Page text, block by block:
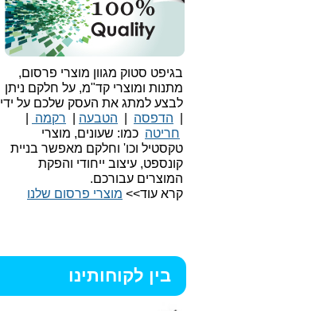
בגיפט סטוק מגוון מוצרי פרסום,
מתנות ומוצרי קד"מ, על חלקם ניתן
לבצע למתג את העסק שלכם על ידי
הדפסה הטבעה רקמה
חריטה כמו: שעונים, מוצרי
טקסטיל וכו' וחלקם מאפשר בניית
קונספט, עיצוב ייחודי והפקת
המוצרים עבורכם.
קרא עוד>> מוצרי פרסום שלנו
בין לקוחותינו